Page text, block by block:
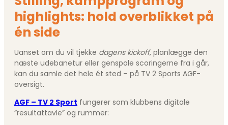
highlights: hold overblikket på
én side
Uanset om du vil tjekke dagens kickoff, planlægge den
næste udebanetur eller genspole scoringerne fra i går,
kan du samle det hele ét sted – på TV 2 Sports AGF-
oversigt.
AGF – TV 2 Sport fungerer som klubbens digitale
”resultattavle” og rummer: